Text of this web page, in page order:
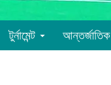
টুর্নামেন্ট আন্তর্জাতিক